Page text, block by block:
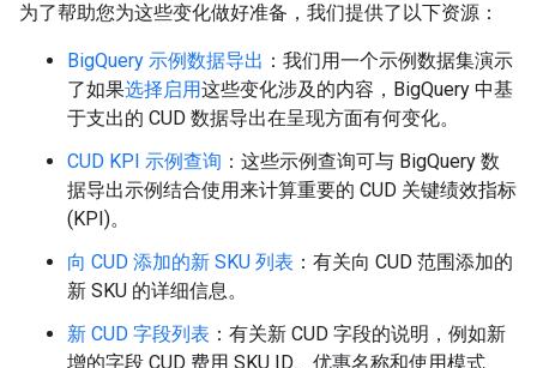
为了帮助您为这些变化做好准备，我们提供了以下资源：
BigQuery 示例数据导出 ：我们用一个示例数据集演示
了如果选择启用这些变化涉及的内容，BigQuery 中基
于支出的 CUD 数据导出在呈现方面有何变化。
CUD KPI 示例查询 ：这些示例查询可与 BigQuery 数
据导出示例结合使用来计算重要的 CUD 关键绩效指标
(KPI)。
向 CUD 添加的新 SKU 列表 ：有关向 CUD 范围添加的
新 SKU 的详细信息。
新 CUD 字段列表 ：有关新 CUD 字段的说明，例如新
增的字段 CUD 费用 SKU ID、优惠名称和使用模式